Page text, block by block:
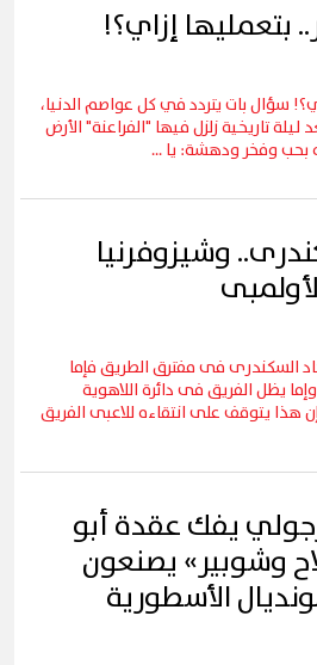
بتعمليها إزاي؟!
سؤال بات يتردد في كل عواصم الدنيا،
تاريخية زلزل فيها "الفراعنة" الأرض
بحب وفخر ودهشة: يا ...
وشيزوفرنيا
السكندرى فى مفترق الطريق فإما
يظل الفريق فى دائرة اللاهوية
هذا يتوقف على انتقاءه للاعبى الفريق
يفك عقدة أبو
وشوبير» يصنعون
الأسطورية